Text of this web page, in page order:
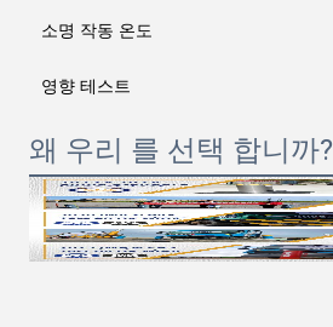
소명 작동 온도
영향 테스트
왜 우리 를 선택 합니까?